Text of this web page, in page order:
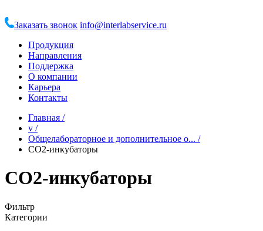
Заказать звонок info@interlabservice.ru
Продукция
Направления
Поддержка
О компании
Карьера
Контакты
Главная /
v /
Общелабораторное и дополнительное о... /
СО2-инкубаторы
СО2-инкубаторы
Фильтр
Категории